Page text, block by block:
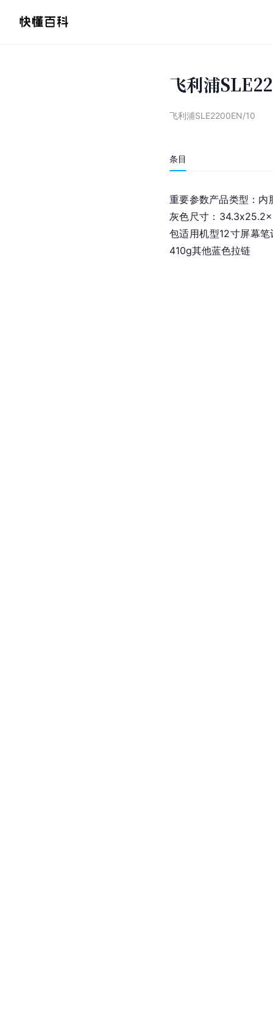
飞利浦
飞利浦SLE2200EN/10
条目
重要参数产品类型： 内
灰色尺寸：
包适用机型12寸屏幕
410g其他蓝色拉链